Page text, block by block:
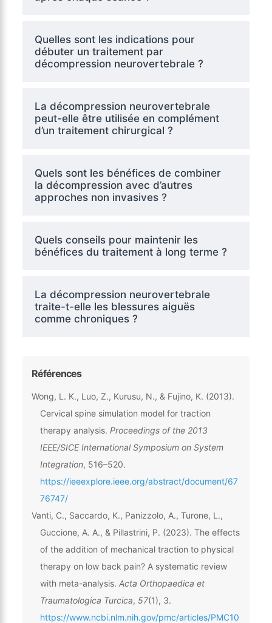
Quelles sont les indications pour
débuter un traitement par
décompression neurovertebrale ?
La décompression neurovertebrale
peut-elle être utilisée en complément
d’un traitement chirurgical ?
Quels sont les bénéfices de combiner
la décompression avec d’autres
approches non invasives ?
Quels conseils pour maintenir les
bénéfices du traitement à long terme ?
La décompression neurovertebrale
traite-t-elle les blessures aiguës
comme chroniques ?
Références
Wong, L. K., Luo, Z., Kurusu, N., & Fujino, K. (2013).
Cervical spine simulation model for traction
therapy analysis. Proceedings of the 2013
IEEE/SICE International Symposium on System
Integration, 516–520.
https://ieeexplore.ieee.org/abstract/document/67
76747/
Vanti, C., Saccardo, K., Panizzolo, A., Turone, L.,
Guccione, A. A., & Pillastrini, P. (2023). The effects
of the addition of mechanical traction to physical
therapy on low back pain? A systematic review
with meta-analysis. Acta Orthopaedica et
Traumatologica Turcica, 57(1), 3.
https://www.ncbi.nlm.nih.gov/pmc/articles/PMC10